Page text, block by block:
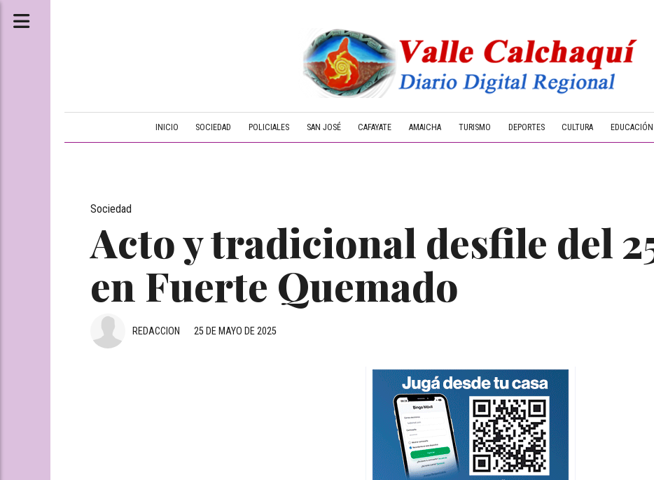
INICIO SOCIEDAD POLICIALES SAN JOSÉ CAFAYATE AMAICHA TURISMO DEPORTES CULTURA EDUCACIÓN
Acto y tradicional desfile del
en Fuerte Quemado
Sociedad
25 DE MAYO DE 2025
REDACCION